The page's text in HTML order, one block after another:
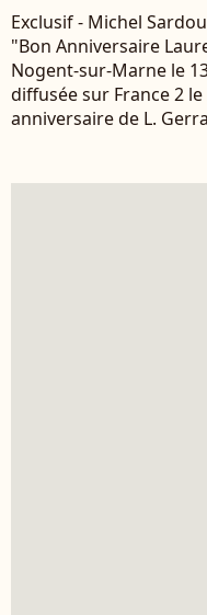
Exclusif - Michel
"Bon Anniversaire
Nogent-sur-Marne le
diffusée sur France 2
anniversaire de L.